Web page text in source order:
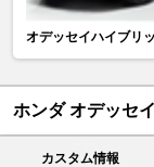
オデッセイハイブリ
ホンダ オデッセイ
カスタム情報